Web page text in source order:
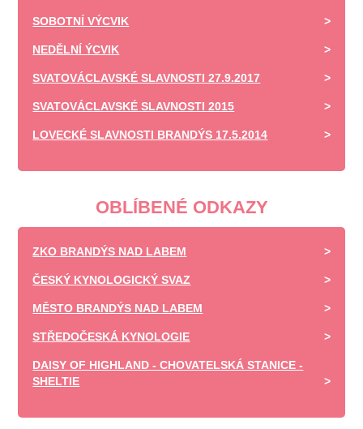
SOBOTNÍ VÝCVIK
NEDĚLNÍ ÝCVIK
SVATOVÁCLAVSKÉ SLAVNOSTI 27.9.2017
SVATOVÁCLAVSKÉ SLAVNOSTI 2015
LOVECKÉ SLAVNOSTI BRANDÝS 17.5.2014
OBLÍBENÉ ODKAZY
ZKO BRANDÝS NAD LABEM
ČESKÝ KYNOLOGICKÝ SVAZ
MĚSTO BRANDÝS NAD LABEM
STŘEDOČESKÁ KYNOLOGIE
DAISY OF HIGHLAND - CHOVATELSKÁ STANICE -
SHELTIE